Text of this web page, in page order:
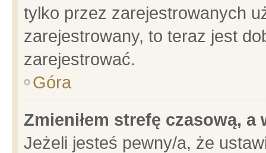
tylko przez zarejestrowanych
zarejestrowany, to teraz jest
zarejestrować.
Góra
Zmieniłem strefę czasową,
Jeżeli jesteś pewny/a, że